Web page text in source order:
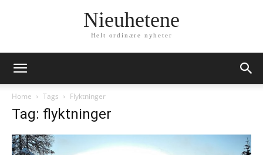
Nieuhetene
Helt ordinære nyheter
Home Tags Flyktninger
Tag: flyktninger